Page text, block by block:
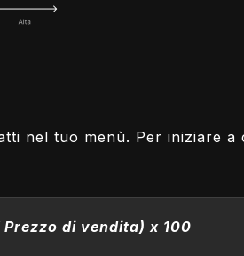
nel tuo menù. Per iniziare
di vendita) x 100